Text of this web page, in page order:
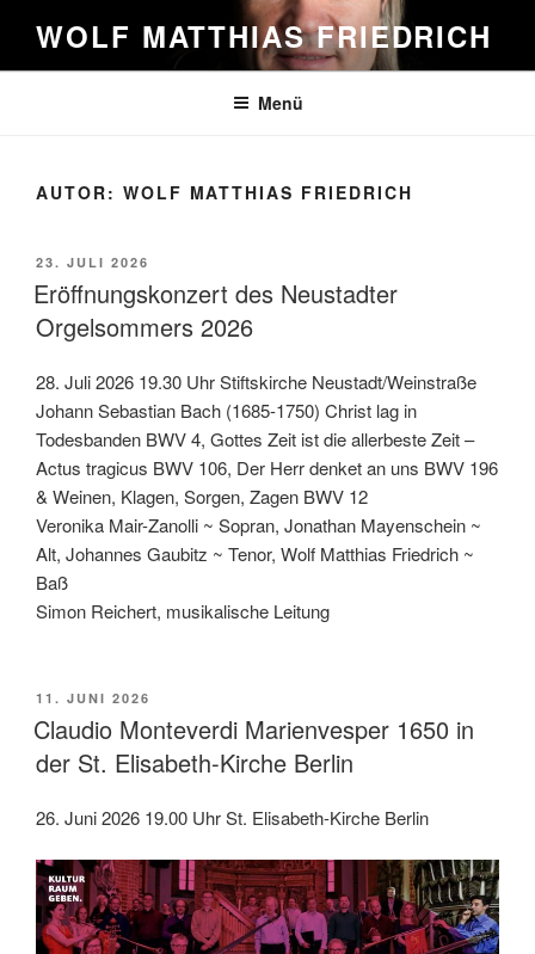
Inhalt
springen
WOLF MATTHIAS FRIEDRICH
Menü
AUTOR: WOLF MATTHIAS FRIEDRICH
VERÖFFENTLICHT
AM
23. JULI 2026
Eröffnungskonzert des Neustadter
Orgelsommers 2026
28. Juli 2026 19.30 Uhr Stiftskirche Neustadt/Weinstraße
Johann Sebastian Bach (1685-1750) Christ lag in
Todesbanden BWV 4, Gottes Zeit ist die allerbeste Zeit –
Actus tragicus BWV 106, Der Herr denket an uns BWV 196
& Weinen, Klagen, Sorgen, Zagen BWV 12
Veronika Mair-Zanolli ~ Sopran, Jonathan Mayenschein ~
Alt, Johannes Gaubitz ~ Tenor, Wolf Matthias Friedrich ~
Baß
Simon Reichert, musikalische Leitung
VERÖFFENTLICHT
AM
11. JUNI 2026
Claudio Monteverdi Marienvesper 1650 in
der St. Elisabeth-Kirche Berlin
26. Juni 2026 19.00 Uhr St. Elisabeth-Kirche Berlin